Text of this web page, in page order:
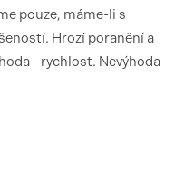
pouze, máme-li s
Hrozí poranění a
- rychlost. Nevýhoda -